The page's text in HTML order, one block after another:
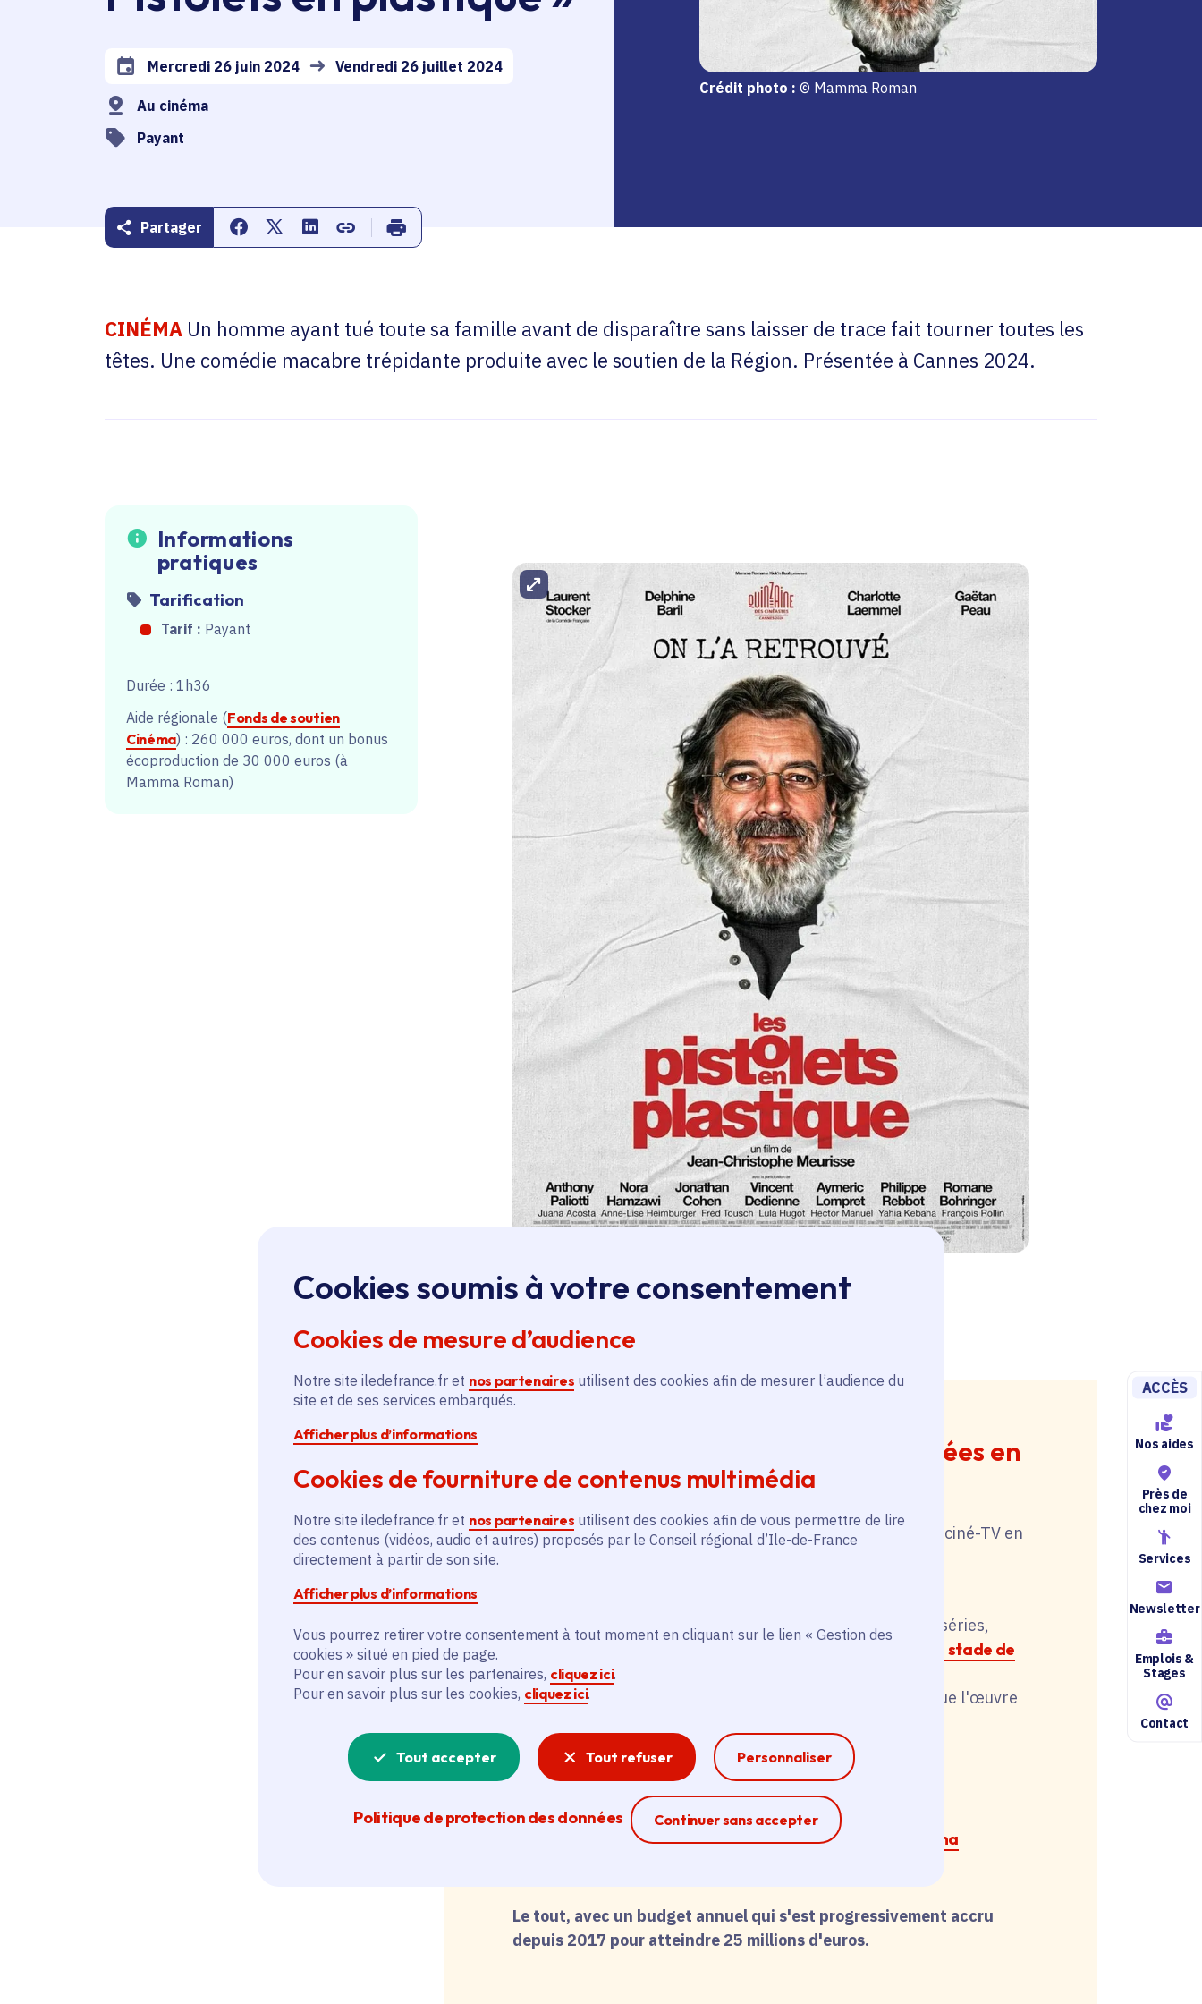
Cookies soumis à votre consentement
Cookies de mesure d’audience
Notre site iledefrance.fr et nos partenaires utilisent des cookies afin de mesurer l’audience du
site et de ses services embarqués.
Afficher plus d’informations
Cookies de fourniture de contenus multimédia
Notre site iledefrance.fr et nos partenaires utilisent des cookies afin de vous permettre de lire
des contenus (vidéos, audio et autres) proposés par le Conseil régional d’Ile-de-France
directement à partir de son site.
Afficher plus d’informations
Vous pourrez retirer votre consentement à tout moment en cliquant sur le lien « Gestion des
cookies » situé en pied de page.
Pour en savoir plus sur les partenaires, cliquez ici.
Pour en savoir plus sur les cookies, cliquez ici.
Tout accepter Tout refuser Personnaliser
Politique de protection des données Continuer sans accepter
Ferme la modale
ACCÈS
Nos aides
Près de
chez moi
Services
Newsletter
Emplois &
Stages
Contact
Date de l'arrêté
Mercredi 26 juin 2024 Vendredi 26 juillet 2024
Au cinéma
Payant
Partager Partager sur Facebook
Partager sur Twitter
Partager sur Linkedin
Copier dans le presse-papier
Imprimer
Crédit photo : © Mamma Roman
CINÉMA Un homme ayant tué toute sa famille avant de disparaître sans laisser de trace fait tourner toutes les
têtes. Une comédie macabre trépidante produite avec le soutien de la Région. Présentée à Cannes 2024.
Informations
pratiques
Tarification
Tarif : Payant
Durée : 1h36
Aide régionale (Fonds de soutien
Cinéma) : 260 000 euros, dont un bonus
écoproduction de 30 000 euros (à
Mamma Roman)
Agrandir l'image
Crédit photo :© Mamma Roman
Plus de 170 productions ciné-TV aidées en
2023
La Région a soutenu la création et l'emploi dans le secteur ciné-TV en
54 films de cinéma et 43 créations pour la télévision
(séries,
téléfilms unitaires, documentaires, animation) aidés
au stade de
la production (cinéma/
► Les aides à la production sont remboursables dès que l'œuvre
37 courts et longs métragesaidés au stade de la
finalisation/post-production (cinéma),
42 scénaristesaidésdans leur travail d'écriture (cinéma
Le tout, avec un budget annuel qui s'est progressivement accru
depuis 2017 pour atteindre 25 millions d'euros.